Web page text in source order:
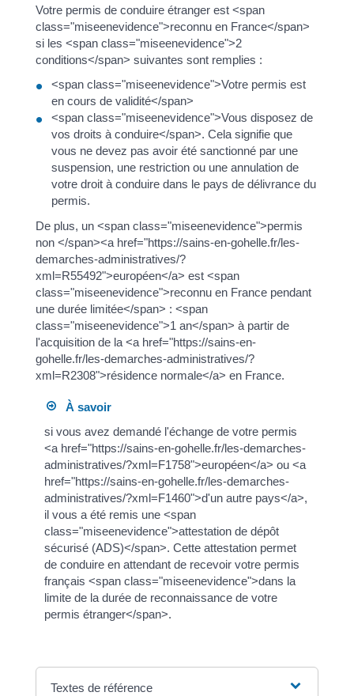
Votre permis de conduire étranger est <span
class="miseenevidence">reconnu en France</span>
si les <span class="miseenevidence">2
conditions</span> suivantes sont remplies :
<span class="miseenevidence">Votre permis est
en cours de validité</span>
<span class="miseenevidence">Vous disposez de
vos droits à conduire</span>. Cela signifie que
vous ne devez pas avoir été sanctionné par une
suspension, une restriction ou une annulation de
votre droit à conduire dans le pays de délivrance du
permis.
De plus, un <span class="miseenevidence">permis
non </span><a href="https://sains-en-gohelle.fr/les-
demarches-administratives/?
xml=R55492">européen</a> est <span
class="miseenevidence">reconnu en France pendant
une durée limitée</span> : <span
class="miseenevidence">1 an</span> à partir de
l'acquisition de la <a href="https://sains-en-
gohelle.fr/les-demarches-administratives/?
xml=R2308">résidence normale</a> en France.
À savoir
si vous avez demandé l'échange de votre permis
<a href="https://sains-en-gohelle.fr/les-demarches-
administratives/?xml=F1758">européen</a> ou <a
href="https://sains-en-gohelle.fr/les-demarches-
administratives/?xml=F1460">d'un autre pays</a>,
il vous a été remis une <span
class="miseenevidence">attestation de dépôt
sécurisé (ADS)</span>. Cette attestation permet
de conduire en attendant de recevoir votre permis
français <span class="miseenevidence">dans la
limite de la durée de reconnaissance de votre
permis étranger</span>.
Textes de référence